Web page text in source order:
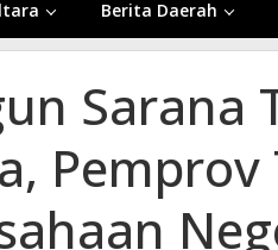
Berita Daerah
Sarana